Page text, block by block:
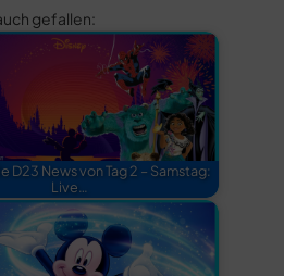
gefallen:
D23 News von Tag 2 – Samstag:
Live…